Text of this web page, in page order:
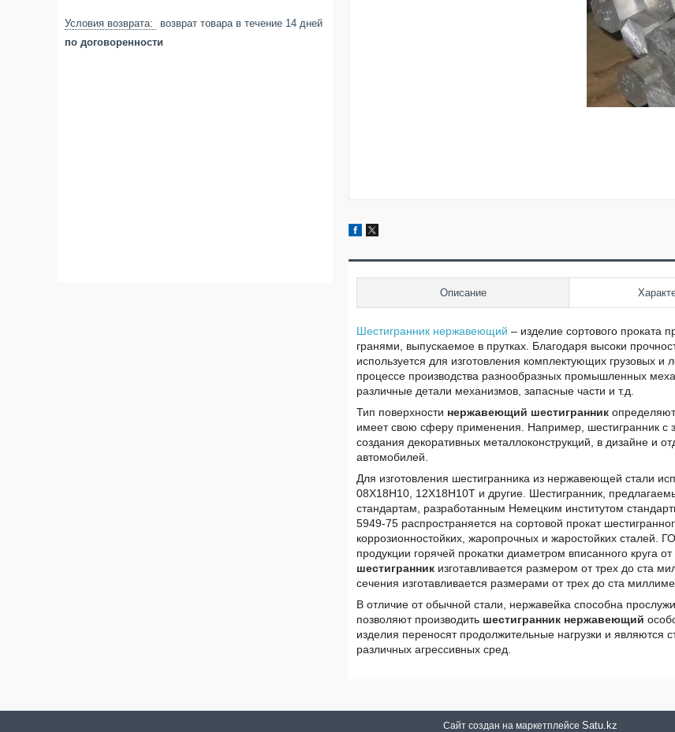
Описание
Шестигранник нержавеющий – изделие сортового проката
гранями, выпускаемое в прутках. Благодаря высоки
используется для изготовления комплектующих грузовых
процессе производства разнообразных промышленных
различные детали механизмов, запасные части и т.д.
Тип поверхности нержавеющий шестигранник
имеет свою сферу применения. Например, шестигранник с
создания декоративных металлоконструкций, в дизайне и
автомобилей.
Для изготовления шестигранника из нержавеющей стали
08Х18Н10, 12Х18Н10Т и другие. Шестигранник,
стандартам, разработанным Немецким институтом
5949-75 распространяется на сортовой прокат
коррозионностойких, жаропрочных и жаростойких сталей.
продукции горячей прокатки диаметром вписанного круга
шестигранник изготавливается размером от трех до ста
сечения изготавливается размерами от трех до ста
В отличие от обычной стали, нержавейка способна
позволяют производить шестигранник нержавеющий
изделия переносят продолжительные нагрузки и являются
различных агрессивных сред.
возврат товара в течение 14 дней
по договоренности
Сайт создан на маркетплейсе Satu.kz